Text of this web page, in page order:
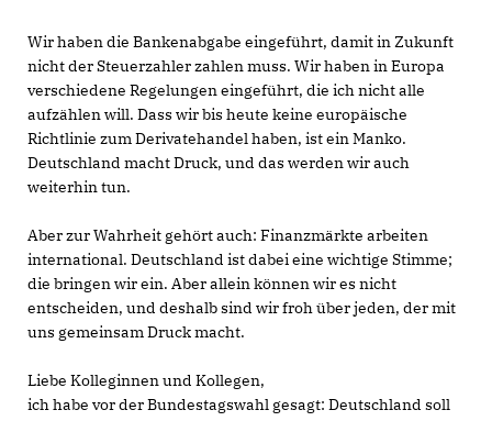
Wir haben die Bankenabgabe eingeführt, damit in Zukunft
nicht der Steuerzahler zahlen muss. Wir haben in Europa
verschiedene Regelungen eingeführt, die ich nicht alle
aufzählen will. Dass wir bis heute keine europäische
Richtlinie zum Derivatehandel haben, ist ein Manko.
Deutschland macht Druck, und das werden wir auch
weiterhin tun.
Aber zur Wahrheit gehört auch: Finanzmärkte arbeiten
international. Deutschland ist dabei eine wichtige Stimme;
die bringen wir ein. Aber allein können wir es nicht
entscheiden, und deshalb sind wir froh über jeden, der mit
uns gemeinsam Druck macht.
Liebe Kolleginnen und Kollegen,
ich habe vor der Bundestagswahl gesagt: Deutschland soll